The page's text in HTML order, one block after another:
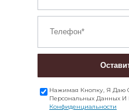
Нажимая Кнопку, Я Даю
Персональных Данных
Конфиденциальности